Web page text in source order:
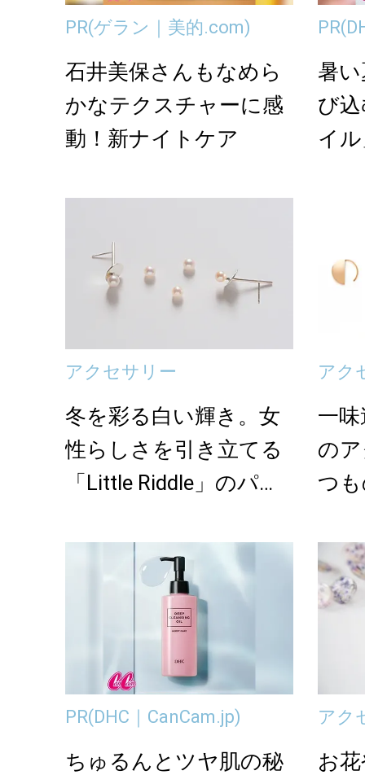
PR(ゲラン｜美的.com)
石井美保さんもなめら
かなテクスチャーに感
動！新ナイトケア
PR
暑
び
イ
アクセサリー
冬を彩る白い輝き。女
性らしさを引き立てる
「Little Riddle」のパー
アク
一
の
つ
PR(DHC｜CanCam.jp)
ちゅるんとツヤ肌の秘
アク
お